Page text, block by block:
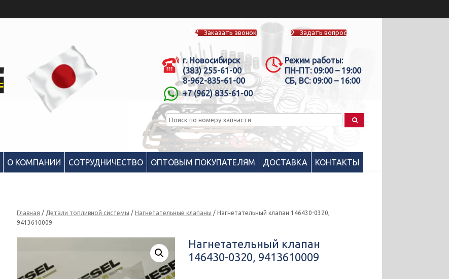
Заказать звонок Задать вопрос
г. Новосибирск
(383) 255-61-00
8-962-835-61-00
+7 (962) 835-61-00
Режим работы:
ПН-ПТ: 09:00 – 19:00
СБ, ВС: 09:00 – 16:00
О КОМПАНИИ СОТРУДНИЧЕСТВО ОПТОВЫМ ПОКУПАТЕЛЯМ ДОСТАВКА КОНТАКТЫ
Главная / Детали топливной системы /Нагнетательные клапаны / Нагнетательный клапан 146430-0320,
9413610009
Нагнетательный клапан
146430-0320, 9413610009